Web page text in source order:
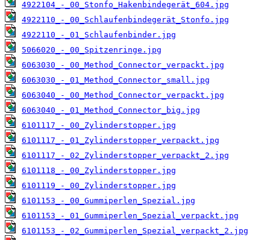
4922104_-_00_Stonfo_Hakenbindegerät_604.jpg
4922110_-_00_Schlaufenbindegerät_Stonfo.jpg
4922110_-_01_Schlaufenbinder.jpg
5066020_-_00_Spitzenringe.jpg
6063030_-_00_Method_Connector_verpackt.jpg
6063030_-_01_Method_Connector_small.jpg
6063040_-_00_Method_Connector_verpackt.jpg
6063040_-_01_Method_Connector_big.jpg
6101117_-_00_Zylinderstopper.jpg
6101117_-_01_Zylinderstopper_verpackt.jpg
6101117_-_02_Zylinderstopper_verpackt_2.jpg
6101118_-_00_Zylinderstopper.jpg
6101119_-_00_Zylinderstopper.jpg
6101153_-_00_Gummiperlen_Spezial.jpg
6101153_-_01_Gummiperlen_Spezial_verpackt.jpg
6101153_-_02_Gummiperlen_Spezial_verpackt_2.jpg